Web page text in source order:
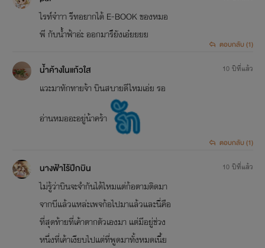
ไรท์จ๋าาา รีทอยากได้ E-BOOK ของหมอ
พี กับน้ำฟ้าอ่ะ ออกมารึยังเอ๋ยยยย
ตอบกลับ (1)
น้ำค้างในแก้วใส
แวะมาทักทายจ้า บินสบายดีไหมเอ่ย รอ
อ่านหมออะอยู่น้าคร้า
10 ปีที่แล้ว
ตอบกลับ (1)
นางฟ้าไร้ปีกบิน
ไม่รู้ว่าบินจะจำกันได้ไหมแต่ก้อตามติดมา
จากบีแล้วแหล่ะเพจก้อไปมาแล้วและนี่คือ
ที่สุดท้ายที่เค้าตากตัวเองมา แต่มีอยู่ช่วง
หนึ่งที่เค้าเงียบไปแต่ที่พูดมาทั้งหมดเนี้ย
10 ปีที่แล้ว